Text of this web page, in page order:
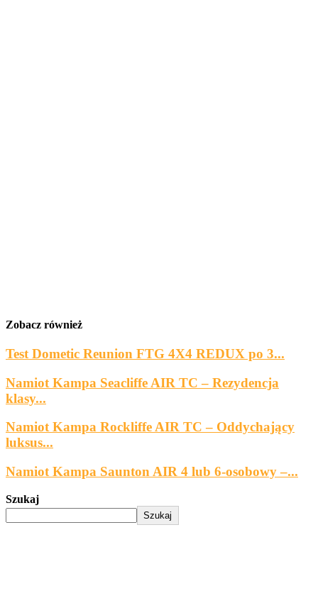
Zobacz również
Test Dometic Reunion FTG 4X4 REDUX po 3...
Namiot Kampa Seacliffe AIR TC – Rezydencja
klasy...
Namiot Kampa Rockliffe AIR TC – Oddychający
luksus...
Namiot Kampa Saunton AIR 4 lub 6-osobowy –...
Szukaj
Szukaj